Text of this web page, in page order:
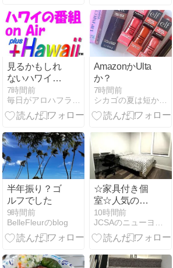
見るかもしれ
ないハワイの
番組on Air
(2026-32)
7時間前
毎日がアロハフライデー！
AmazonかUlta
か？
7時間前
シカゴの夏は短かすぎ
半年振り？ゴ
ルフでした
9時間前
BelleFleurのblog
☆家具付き個
室☆人気のロ
ングアイラン
ドシティー
☆9/1~☆$1100(光
10時間前
JCSAのニューヨーク通信 ニューヨーカーとシェアしよう！